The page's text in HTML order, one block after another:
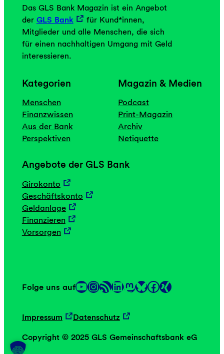
Das GLS Bank Magazin ist ein Angebot
der GLS Bank
für Kund*innen,
Mitglieder und alle Menschen, die sich
für einen nachhaltigen Umgang mit Geld
interessieren.
Kategorien
Menschen
Finanzwissen
Aus der Bank
Perspektiven
Magazin & Medien
Podcast
Print-Magazin
Archiv
Netiquette
Angebote der GLS Bank
Girokonto
Geschäftskonto
Geldanlage
Finanzieren
Vorsorgen
Folge uns aufYouTube InstagramRSS-Feed LinkedIn Mastodon Link Facebook Link
Impressum Datenschutz
Copyright © 2025 GLS Gemeinschaftsbank eG